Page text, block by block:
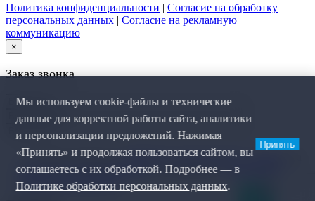
Политика конфиденциальности | Согласие на обработку
персональных данных | Согласие на рекламную
коммуникацию
×
Заказ звонка
Я даю согласие наобработку персональных данных
рекламную коммуникациюи соглашаюсь сполитикой
конфиденциальности.
Мы используем cookie-файлы и технические
данные для корректной работы сайта, аналитики
и персонализации предложений. Нажимая
«Принять» и продолжая пользоваться сайтом, вы
соглашаетесь с их обработкой. Подробнее — в
Политике обработки персональных данных.
Принять